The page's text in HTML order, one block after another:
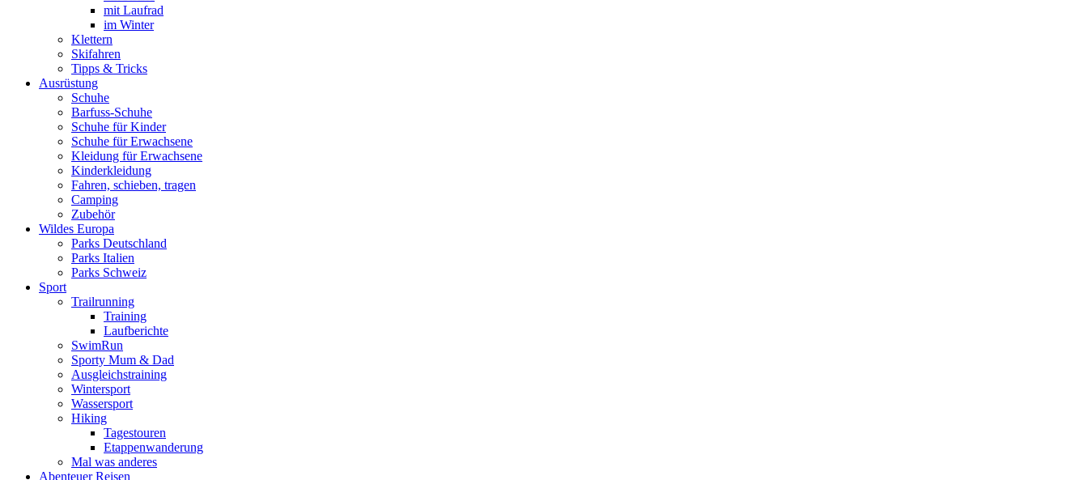
mit Laufrad
im Winter
Klettern
Skifahren
Tipps & Tricks
Ausrüstung
Schuhe
Barfuss-Schuhe
Schuhe für Kinder
Schuhe für Erwachsene
Kleidung für Erwachsene
Kinderkleidung
Fahren, schieben, tragen
Camping
Zubehör
Wildes Europa
Parks Deutschland
Parks Italien
Parks Schweiz
Sport
Trailrunning
Training
Laufberichte
SwimRun
Sporty Mum & Dad
Ausgleichstraining
Wintersport
Wassersport
Hiking
Tagestouren
Etappenwanderung
Mal was anderes
Abenteuer Reisen